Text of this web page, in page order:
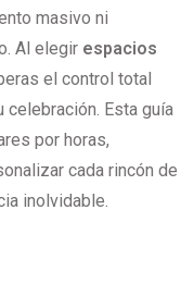
masivo ni
Al elegir espacios
el control total
Esta guía
por horas,
cada rincón de
inolvidable.